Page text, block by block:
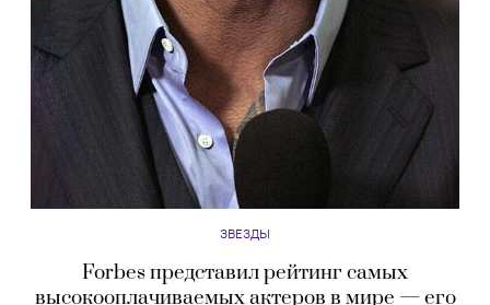
ЗВЕЗДЫ
Forbes представил рейтинг самых
высокооплачиваемых актеров в мире — его